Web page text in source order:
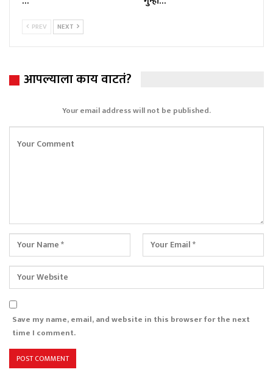
PREV NEXT
आपल्याला काय वाटतं?
Your email address will not be published.
Save my name, email, and website in this browser for the next
time I comment.